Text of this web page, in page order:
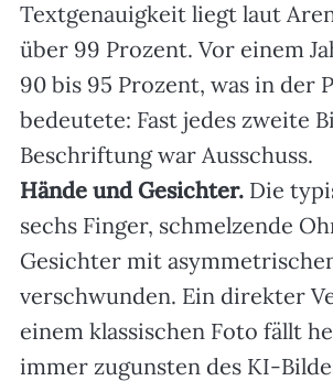
Textgenauigkeit liegt laut
über 99 Prozent. Vor einem
90 bis 95 Prozent, was in der
bedeutete: Fast jedes zweite
Beschriftung war Ausschuss.
Hände und Gesichter.Die
sechs Finger, schmelzende
Gesichter mit
verschwunden. Ein direkter
einem klassischen Foto fällt
immer zugunsten des KI-